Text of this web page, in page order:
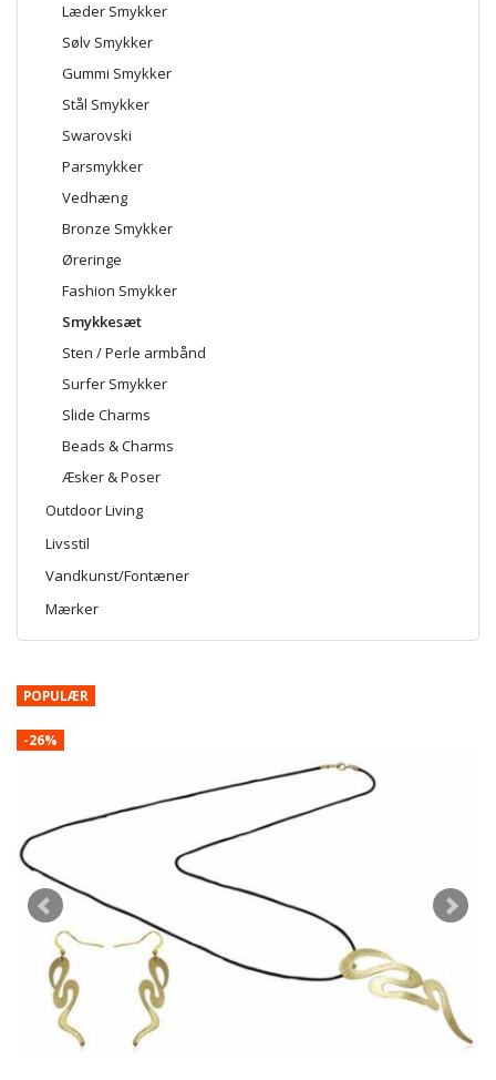
Læder Smykker
Sølv Smykker
Gummi Smykker
Stål Smykker
Swarovski
Parsmykker
Vedhæng
Bronze Smykker
Øreringe
Fashion Smykker
Smykkesæt
Sten / Perle armbånd
Surfer Smykker
Slide Charms
Beads & Charms
Æsker & Poser
Outdoor Living
Livsstil
Vandkunst/Fontæner
Mærker
POPULÆR
-26%